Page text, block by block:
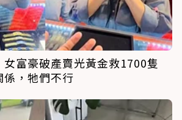
女富豪破產賣光黃金救1700隻
，牠們不行